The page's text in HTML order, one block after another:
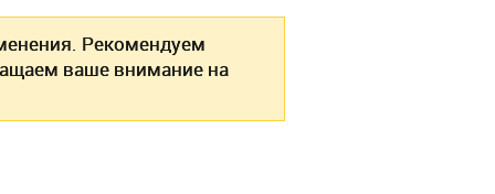
Рекомендуем
ваше внимание на